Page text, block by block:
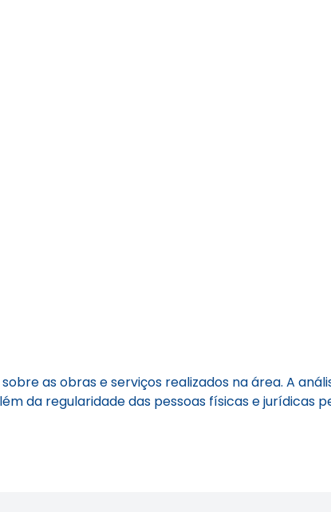
as obras e serviços realizados na área. A
da regularidade das pessoas físicas e jurídicas